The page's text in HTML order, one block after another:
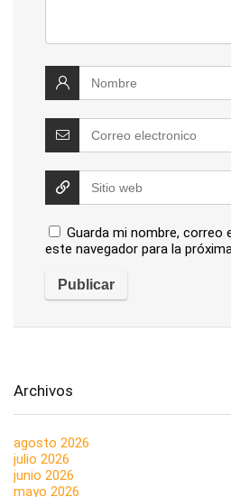
Guarda mi nombre, correo
este navegador para la
Archivos
agosto 2026
julio 2026
junio 2026
mayo 2026